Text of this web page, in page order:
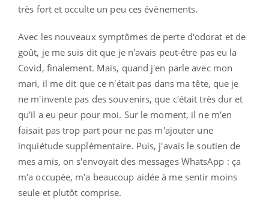
très fort et occulte un peu ces évènements.
Avec les nouveaux symptômes de perte d'odorat et de
goût, je me suis dit que je n'avais peut-être pas eu la
Covid, finalement. Mais, quand j'en parle avec mon
mari, il me dit que ce n'était pas dans ma tête, que je
ne m'invente pas des souvenirs, que c'était très dur et
qu'il a eu peur pour moi. Sur le moment, il ne m'en
faisait pas trop part pour ne pas m'ajouter une
inquiétude supplémentaire. Puis, j'avais le soutien de
mes amis, on s'envoyait des messages WhatsApp : ça
m'a occupée, m'a beaucoup aidée à me sentir moins
seule et plutôt comprise.